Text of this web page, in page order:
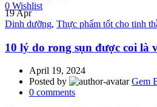
0 Wishlist
19Apr
Dinh dưỡng, Thực phẩm tốt cho tinh
10 lý do rong sụn được coi là
April 19, 2024
Posted by
Gem
0 comments